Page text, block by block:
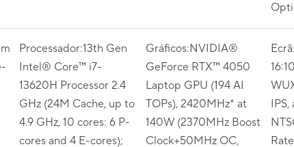
Processador:13th Gen
Intel® Core™ i7-
13620H Processor 2.4
GHz (24M Cache, up to
4.9 GHz, 10 cores: 6 P-
cores and 4 E-cores);
Gráficos:NVIDIA®
GeForce RTX™ 4050
Laptop GPU (194 AI
TOPs), 2420MHz* at
140W (2370MHz Boost
Clock+50MHz OC,